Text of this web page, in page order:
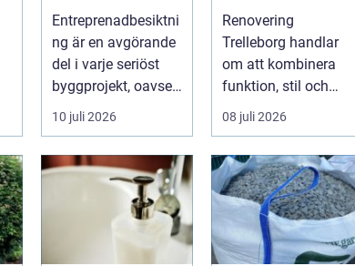
kvaliteten i
byggprojekt
Entreprenadbesiktni
ng är en avgörande
del i varje seriöst
byggprojekt, oavsett
om det handlar om
en ...
10 juli 2026
hemmet på ett
smart sätt
Renovering
Trelleborg handlar
om att kombinera
funktion, stil och
långsiktig ekonomi i
samma p...
08 juli 2026